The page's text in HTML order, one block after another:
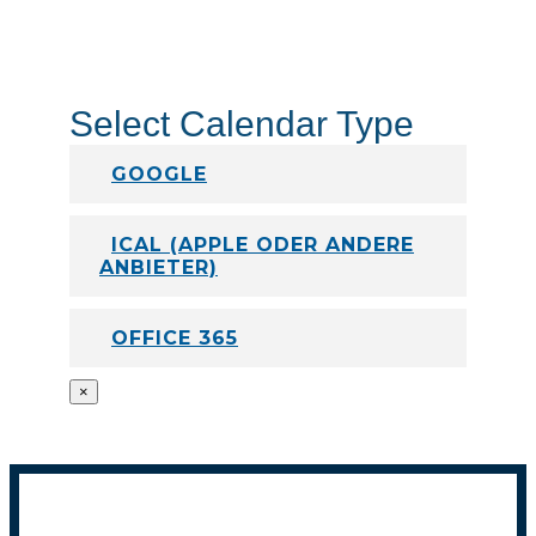
Select Calendar Type
GOOGLE
ICAL (APPLE ODER ANDERE
ANBIETER)
OFFICE 365
×